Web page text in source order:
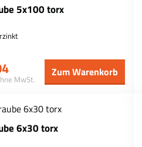
5x100 torx
MwSt.
Zum Warenkorb
6x30 torx